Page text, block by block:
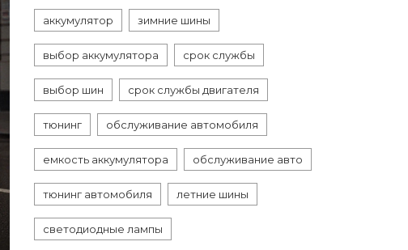
аккумулятор зимние шины
выбор аккумулятора срок службы
выбор шин срок службы двигателя
тюнинг обслуживание автомобиля
емкость аккумулятора обслуживание авто
тюнинг автомобиля летние шины
светодиодные лампы